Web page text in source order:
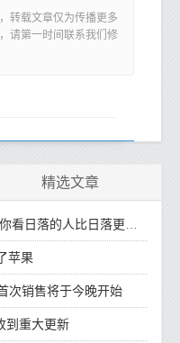
转载文章仅为传播更多
请第一时间联系我们修
精选文章
日落的人比日落更浪漫
苹果
次销售将于今晚开始
重大更新